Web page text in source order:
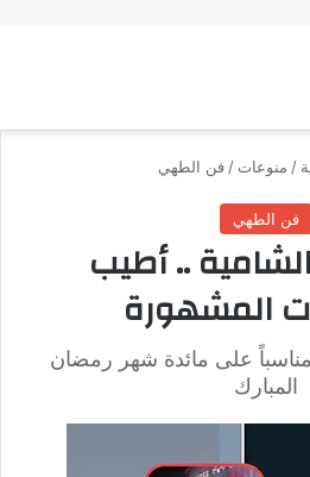
/ منوعات / فن الطهي
فن الطهي
.. أطيب
المشهورة
مناسباً على مائدة شهر رمضان
المبارك